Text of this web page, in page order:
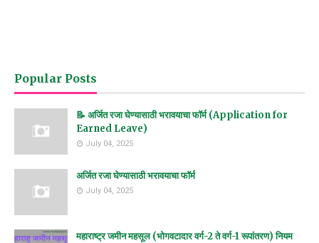
Popular Posts
📝 अर्जित रजा घेण्यासाठी भरावयाचा फॉर्म (Application for
Earned Leave)
July 04, 2025
अर्जित रजा घेण्यासाठी भरावयाचा फॉर्म
July 04, 2025
महाराष्ट्र जमीन महसूल (भोगवटादार वर्ग-2 ते वर्ग-1 रूपांतरण) नियम